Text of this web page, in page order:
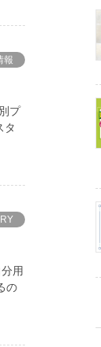
報
プ
タ
用
の